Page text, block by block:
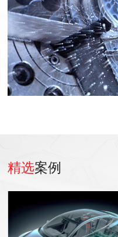
精选案例